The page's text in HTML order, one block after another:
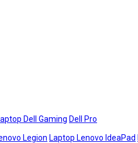
Dell Gaming Dell Pro
Legion Laptop Lenovo IdeaPad